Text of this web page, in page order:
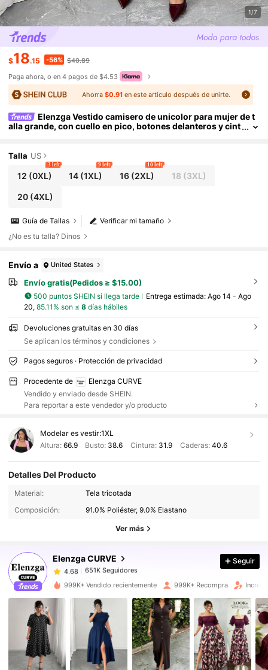
1/7
$18.15 -56% $40.89
Paga ahora, o en 4 pagos de $4.53
Ahorra $0.91en este artículo después de unirte.
Elenzga Vestido camisero de unicolor para mujer de t
alla grande, con cuello en pico, botones delanteros y cint
dental
Talla US
12 (0XL)
3 left
14 (1XL)
9 left
16(2XL)
10 left
18 (3XL)
20(4XL)
Verificar mi tamaño
Guía de Tallas
¿No es tu talla? Dinos
Envío a United States
Envío gratis(Pedidos ≥ $15.00)
500 puntos SHEIN si llega tarde Entrega estimada: Ago 14 - Ago
20, 85.11% son ≤ 8días hábiles
Devoluciones gratuitas en 30 días
Se aplican los términos y condiciones
Pagos seguros · Protección de privacidad
Procedente de
Elenzga CURVE
Vendido y enviado desde SHEIN.
Para reportar a este vendedor y/o producto
Modelar es vestir:1XL
Altura: 66.9 Busto: 38.6 Cintura: 31.9 Caderas: 40.6
Detalles Del Producto
Material:
Tela tricotada
Composición:
91.0% Poliéster, 9.0% Elastano
Ver más
Elenzga CURVE
651K Seguidores
4.68
651K Seguidores
j***1
pagóHace 18 horas
4.68 651K Seguidores
651K Seguidores
Seguir
999K+ Vendido recientemente 999K+ Recompra